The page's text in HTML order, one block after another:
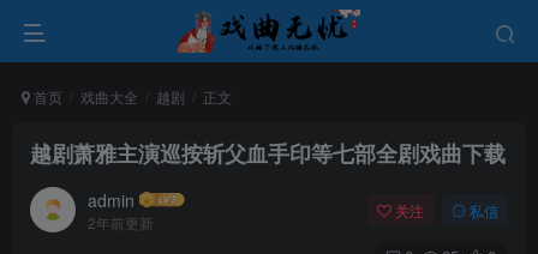
首页 戏曲大全 越剧 正文
越剧萧雅主演巡按斩父血手印等七部全剧戏曲下载
admin
2年前更新
关注 私信